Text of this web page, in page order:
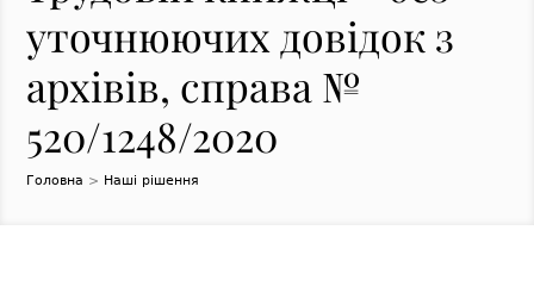
уточнюючих довідок з
архівів, справа №
520/1248/2020
Головна > Наші рішення